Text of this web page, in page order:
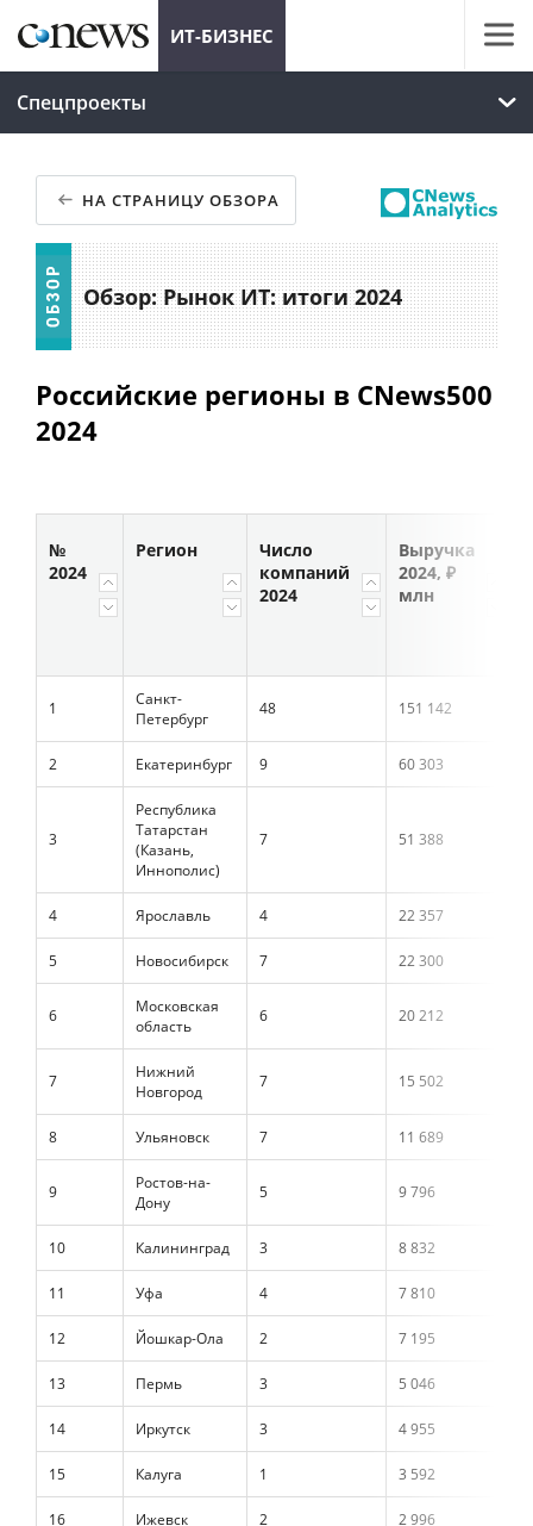
ИТ-БИЗНЕС
Спецпроекты
НА СТРАНИЦУ ОБЗОРА
Обзор: Рынок ИТ: итоги 2024
Российские регионы в CNews500
2024
№
2024
Регион
Число
компаний
2024
Выручка
2024, ₽
млн
1
Санкт-
Петербург
48 151 142
2 Екатеринбург 9 60 303
3
Республика
Татарстан
(Казань,
Иннополис)
7 51 388
4 Ярославль 4 22 357
5 Новосибирск 7 22 300
6
Московская
область
6 20 212
7
Нижний
Новгород
7 15 502
8 Ульяновск 7 11 689
9
Ростов-на-
Дону
5 9 796
10 Калининград 3 8 832
11 Уфа 4 7 810
12 Йошкар-Ола 2 7 195
13 Пермь 3 5 046
14 Иркутск 3 4 955
15 Калуга 1 3 592
16 Ижевск 2 2 996